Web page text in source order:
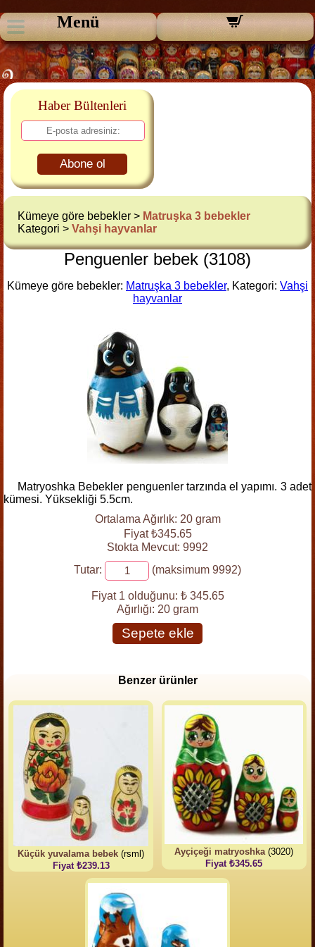
Menü
Haber Bültenleri
Abone ol
Kümeye göre bebekler > Matruşka 3 bebekler
Kategori > Vahşi hayvanlar
Penguenler bebek (3108)
Kümeye göre bebekler: Matruşka 3 bebekler, Kategori: Vahşi
hayvanlar
Matryoshka Bebekler penguenler tarzında el yapımı. 3 adet
kümesi. Yüksekliği 5.5cm.
Ortalama Ağırlık: 20 gram
Fiyat ₺345.65
Stokta Mevcut: 9992
Tutar:
(maksimum 9992)
Fiyat 1 olduğunu: ₺ 345.65
Ağırlığı: 20 gram
Sepete ekle
Benzer ürünler
Küçük yuvalama bebek (rsml)
Fiyat ₺239.13
Ayçiçeği matryoshka(3020)
Fiyat ₺345.65